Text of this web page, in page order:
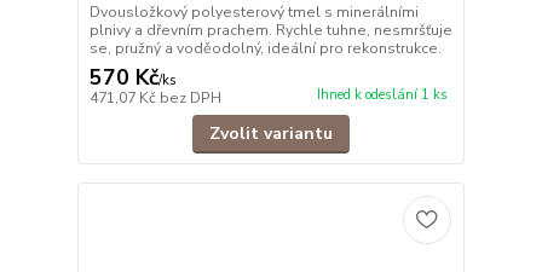
Dvousložkový polyesterový tmel s minerálními
plnivy a dřevním prachem. Rychle tuhne, nesmršťuje
se, pružný a voděodolný, ideální pro rekonstrukce.
570 Kč/ks
471,07 Kč bez DPH Ihned k odeslání 1 ks
Zvolit variantu